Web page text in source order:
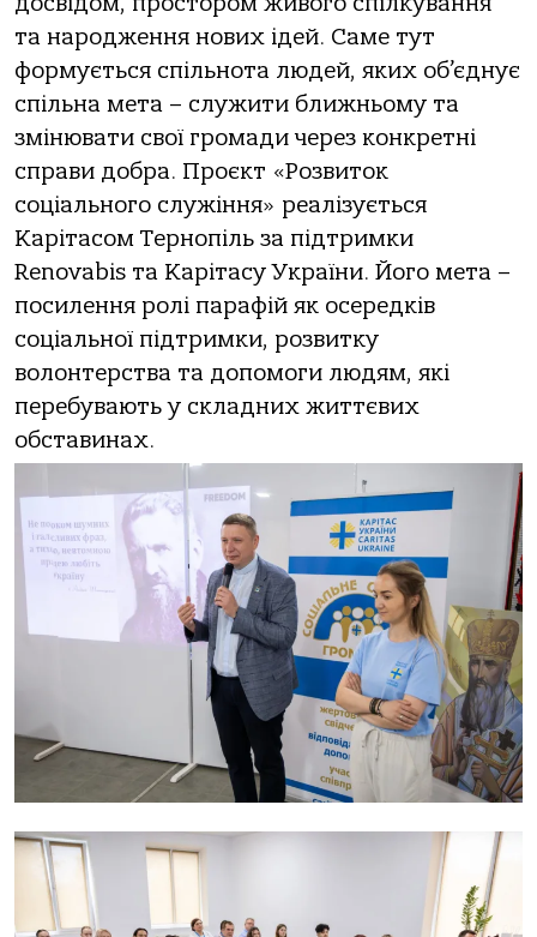
та народження нових ідей. Саме тут
формується спільнота людей, яких об’єднує
спільна мета – служити ближньому та
змінювати свої громади через конкретні
справи добра. Проєкт «Розвиток
соціального служіння» реалізується
Карітасом Тернопіль за підтримки
Renovabis та Карітасу України. Його мета –
посилення ролі парафій як осередків
соціальної підтримки, розвитку
волонтерства та допомоги людям, які
перебувають у складних життєвих
обставинах.